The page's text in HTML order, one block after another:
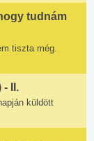
tudnám
tiszta még.
- II.
küldött